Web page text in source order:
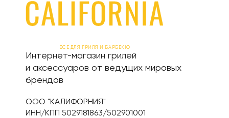
ВСЕ ДЛЯ ГРИЛЯ И БАРБЕКЮ
Интернет-магазин грилей
и аксессуаров от ведущих мировых
брендов
ООО "КАЛИФОРНИЯ"
ИНН/КПП 5029181863/502901001